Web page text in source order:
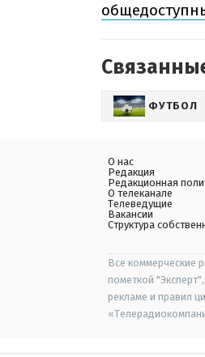
ФУТБОЛ
О нас
Редакция
Редакционная
О телеканале
Телеведущие
Вакансии
Структура
Все коммерческие
пометкой
рекламе и правил